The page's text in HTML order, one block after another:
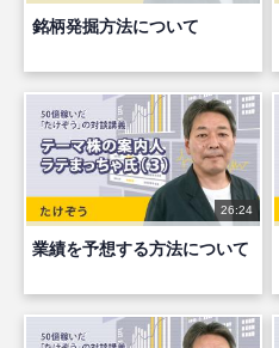
銘柄発掘方法について
26:24
業績を予想する方法について